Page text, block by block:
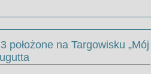
na Targowisku „Mój